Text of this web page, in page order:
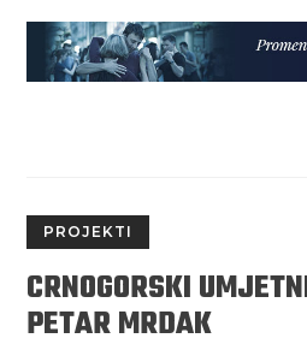
PROJEKTI
CRNOGORSKI
PETAR MRDAK